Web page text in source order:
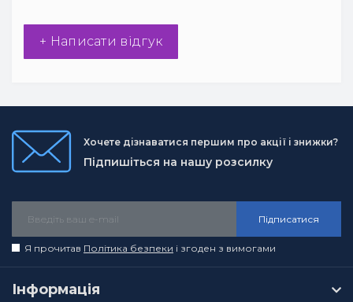
+ Написати відгук
Хочете дізнаватися першим про акції і знижки?
Підпишіться на нашу розсилку
Підписатися
Я прочитав Політика безпеки і згоден з вимогами
Інформація